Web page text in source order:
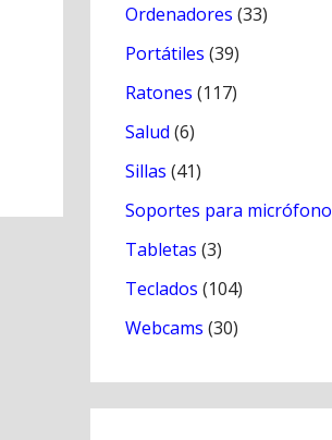
Ordenadores (33)
Portátiles (39)
Ratones (117)
Salud (6)
Sillas (41)
Soportes para micrófono
Tabletas (3)
Teclados (104)
Webcams (30)